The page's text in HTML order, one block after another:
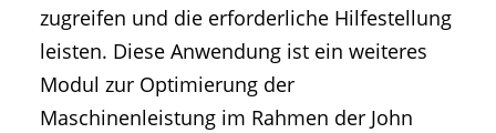
zugreifen und die erforderliche Hilfestellung
leisten. Diese Anwendung ist ein weiteres
Modul zur Optimierung der
Maschinenleistung im Rahmen der John